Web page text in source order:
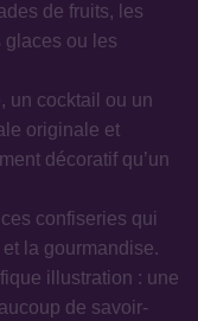
de fruits, les
glaces ou les
un cocktail ou un
originale et
décoratif qu’un
confiseries qui
la gourmandise.
illustration : une
de savoir-